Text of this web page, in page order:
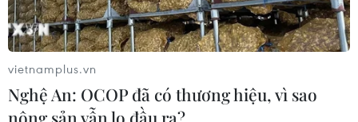
hàng phòng ngự trước bán kết
ASEAN Cup?
08/08/2026 00:13
ASEAN Cup 2026: Truyền thông
vietnamplus.vn
Nghệ An: OCOP đã có thương hiệu, vì sao
nông sản vẫn lo đầu ra?